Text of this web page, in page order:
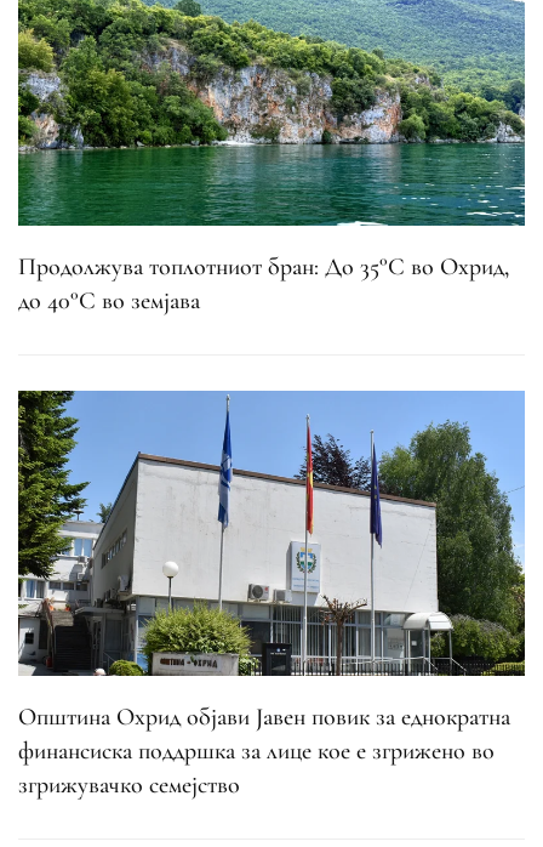
Продолжува топлотниот бран: До 35°C во Охрид,
до 40°C во земјава
Општина Охрид објави Јавен повик за еднократна
финансиска поддршка за лице кое е згрижено во
згрижувачко семејство